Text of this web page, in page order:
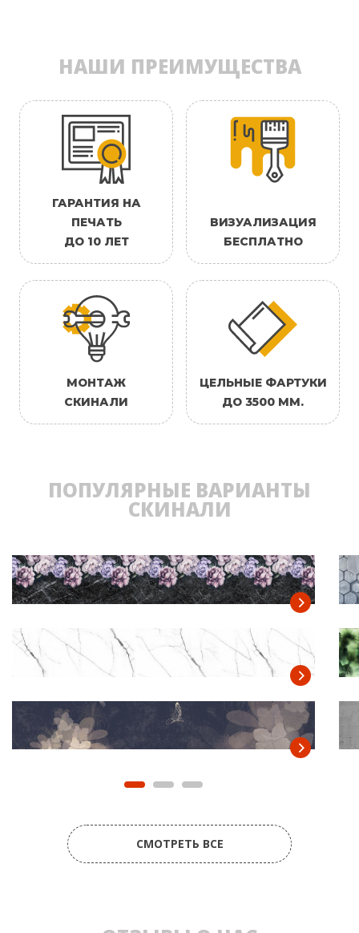
НАШИ ПРЕИМУЩЕСТВА
ГАРАНТИЯ НА
ПЕЧАТЬ
ДО 10 ЛЕТ
ВИЗУАЛИЗАЦИЯ
БЕСПЛАТНО
МОНТАЖ
СКИНАЛИ
ЦЕЛЬНЫЕ ФАРТУКИ
ДО 3500 ММ.
ПОПУЛЯРНЫЕ ВАРИАНТЫ
СКИНАЛИ
СМОТРЕТЬ ВСЕ